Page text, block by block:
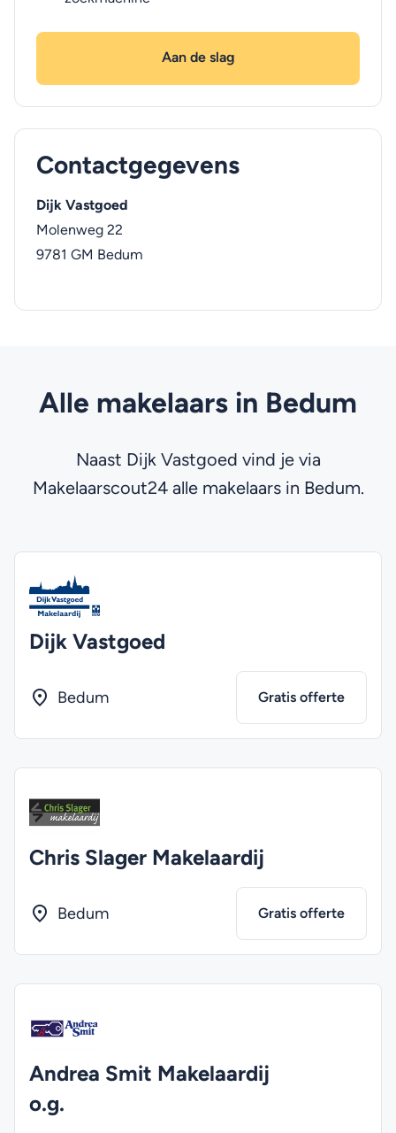
Aan de slag
Contactgegevens
Dijk Vastgoed
Molenweg 22
9781 GM Bedum
Alle makelaars in Bedum
Naast Dijk Vastgoed vind je via
Makelaarscout24 alle makelaars in Bedum.
Dijk Vastgoed
Bedum Gratis offerte
Chris Slager Makelaardij
Bedum Gratis offerte
Andrea Smit Makelaardij
o.g.